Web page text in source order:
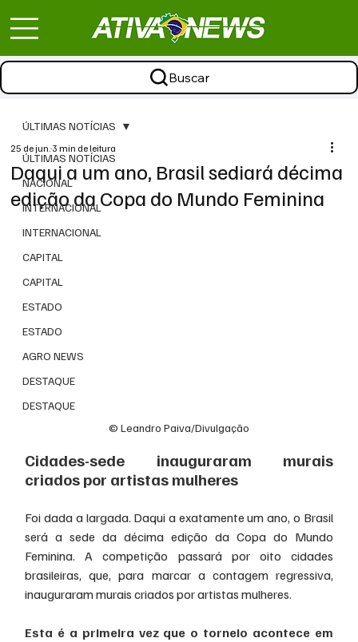
Buscar
ÚLTIMAS NOTÍCIAS
NACIONAL
INTERNACIONAL
INTERNACIONAL
CAPITAL
CAPITAL
ESTADO
ESTADO
AGRO NEWS
DESTAQUE
DESTAQUE
ÚLTIMAS NOTÍCIAS
Daqui a um ano, Brasil sediará décima
edição da Copa do Mundo Feminina
25 de jun.3 min de leitura
© Leandro Paiva/Divulgação
Cidades-sede inauguraram murais
criados por artistas mulheres
Foi dada a largada. Daqui a exatamente um ano, o Brasil
será a sede da décima edição da Copa do Mundo
Feminina. A competição passará por oito cidades
brasileiras, que, para marcar a contagem regressiva,
inauguraram murais criados por artistas mulheres.
Esta é a primeira vez que o torneio acontece em